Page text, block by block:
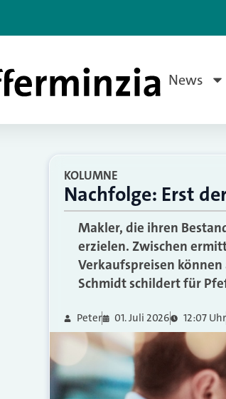
News
KOLUMNE
Nachfolge: Erst
Makler, die ihren
erzielen. Zwischen
Verkaufspreisen
Schmidt schildert für
Peter 01. Juli 2026 12:07 Uhr